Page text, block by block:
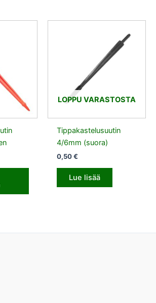
LOPPU VARASTOSTA
Tippakastelusuutin
4/6mm (suora)
0,50€
Lue lisää